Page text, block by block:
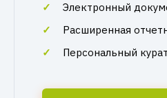
Электронный
Расширенная
Персональный